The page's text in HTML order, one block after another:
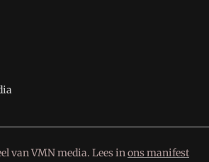
van VMN media. Lees inons manifest